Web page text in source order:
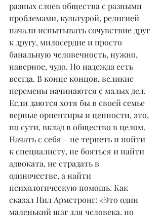
разных слоев общества с разными
проблемами, культурой, религией
начали испытывать сочувствие друг
к другу, милосердие и просто
банальную человечность, нужно,
наверное, чудо. Но надежда есть
всегда. В конце концов, великие
перемены начинаются с малых дел.
Если даются хотя бы в своей семье
верные ориентиры и ценности, это,
по сути, вклад в общество в целом.
Начать с себя – не терпеть и пойти
к специалисту, не бояться и найти
адвоката, не страдать в
одиночестве, а найти
психологическую помощь. Как
сказал Нил Армстронг: «Это один
маленький шаг для человека, но